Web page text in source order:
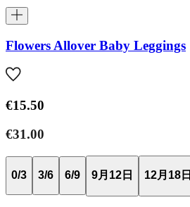
Flowers Allover Baby Leggings
€15.50
€31.00
0/3 3/6 6/9 9月12日 12月18日